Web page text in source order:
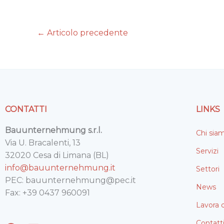
b
t
e
l
s
← Articolo precedente
CONTATTI
Bauunternehmung s.r.l.
Via U. Bracalenti, 13
32020 Cesa di Limana (BL)
info@bauunternehmung.it
PEC: bauunternehmung@pec.it
Fax: +39 0437 960091
LINKS
Chi
Servizi
Settori
News
Lavora